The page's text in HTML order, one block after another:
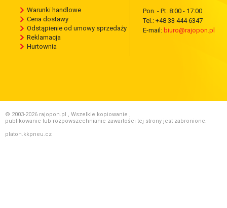
Warunki handlowe
Cena dostawy
Odstąpienie od umowy sprzedaży
Reklamacja
Hurtownia
Pon. - Pt. 8:00 - 17:00
Tel.: +48 33 444 6347
E-mail: biuro@rajopon.pl
© 2003-2026 rajopon.pl , Wszelkie kopiowanie ,
publikowanie lub rozpowszechnianie zawartości tej strony jest zabronione.
platon.kkpneu.cz